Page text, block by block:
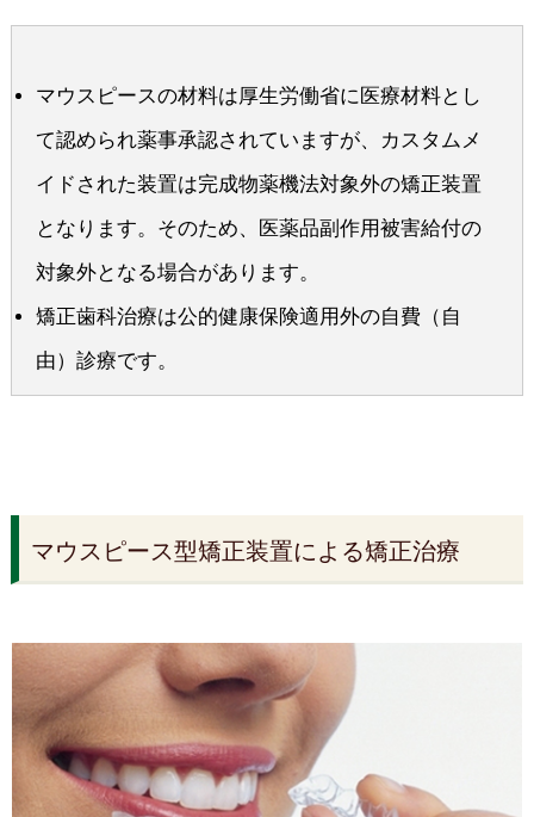
マウスピースの材料は厚生労働省に医療材料とし
て認められ薬事承認されていますが、カスタムメ
イドされた装置は完成物薬機法対象外の矯正装置
となります。そのため、医薬品副作用被害給付の
対象外となる場合があります。
矯正歯科治療は公的健康保険適用外の自費（自
由）診療です。
マウスピース型矯正装置による矯正治療